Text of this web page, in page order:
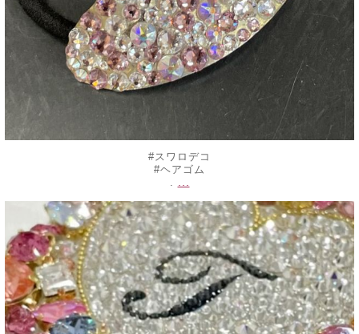
#スワロデコ
#ヘアゴム
. ...
decojewelrymahalo
6月 25